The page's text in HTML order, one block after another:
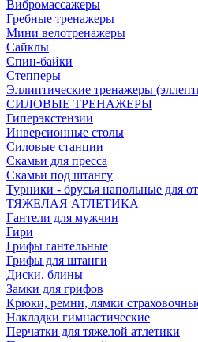
Вибромассажеры
Гребные тренажеры
Мини велотренажеры
Сайклы
Спин-байки
Степперы
Эллиптические тренажеры
СИЛОВЫЕ ТРЕНАЖЕРЫ
Гиперэкстензии
Инверсионные столы
Силовые станции
Скамьи для пресса
Скамьи под штангу
Турники - брусья напольные для
ТЯЖЕЛАЯ АТЛЕТИКА
Гантели для мужчин
Гири
Грифы гантельные
Грифы для штанги
Диски, блины
Замки для грифов
Крюки, ремни, лямки
Накладки гимнастические
Перчатки для тяжелой атлетики